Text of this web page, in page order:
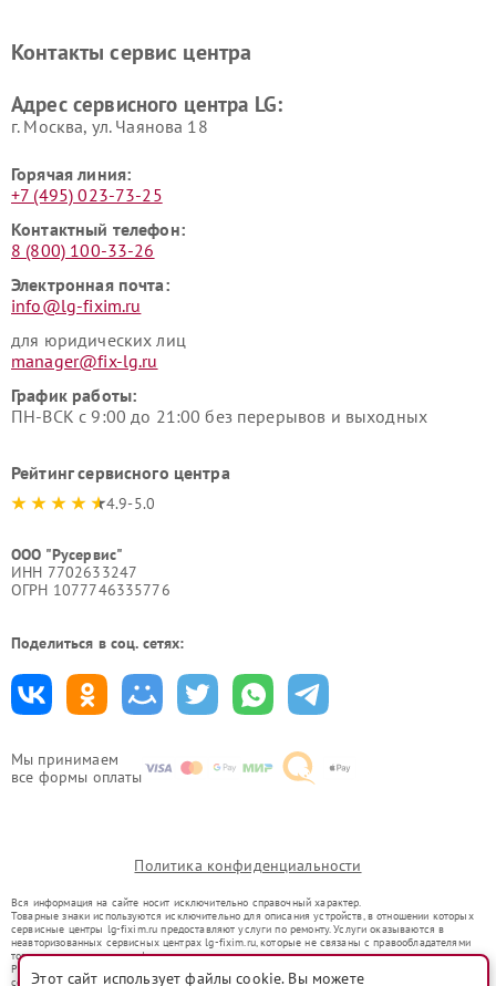
Мы принимаем
все формы оплаты
Ремонт морозильных камер
Ремонт вертикальных
Контакты сервис центра
Адрес сервисного центра LG:
г. Москва, ул. Чаянова 18
Горячая линия:
+7 (495) 023-73-25
Контактный телефон:
8 (800) 100-33-26
Электронная почта:
info@lg-fixim.ru
для юридических лиц
manager@fix-lg.ru
График работы:
ПН-ВСК с 9:00 до 21:00 без перерывов и выходных
Рейтинг сервисного центра
4.9-5.0
ООО "Русервис"
ИНН 7702633247
ОГРН 1077746335776
Поделиться в соц. сетях:
Политика конфиденциальности
Вся информация на сайте носит исключительно справочный характер.
Товарные знаки используются исключительно для описания устройств, в отношении которых
сервисные центры lg-fixim.ru предоставляют услуги по ремонту. Услуги оказываются в
неавторизованных сервисных центрах lg-fixim.ru, которые не связаны с правообладателями
товарных знаков или их официальными представителями.
Ремонт осуществляется для устройств, уже введенных в гражданский оборот в соответствии
со статьей 1487 ГК РФ.
Этот сайт использует файлы cookie. Вы можете